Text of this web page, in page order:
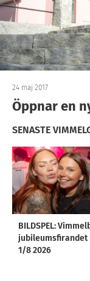
24 maj 2017
Öppnar en
SENASTE
BILDSPEL:
jubileumsfirandet
1/8 2026